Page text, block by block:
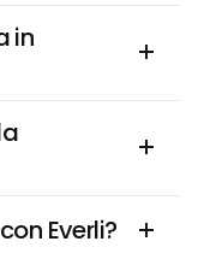
in
Everli?